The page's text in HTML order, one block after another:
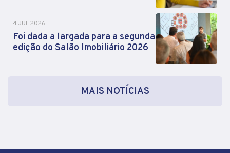
4 JUL 2026
Foi dada a largada para a segunda
edição do Salão Imobiliário 2026
MAIS NOTÍCIAS